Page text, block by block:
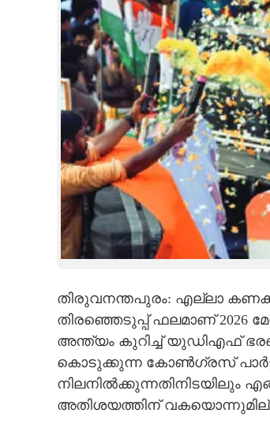
LIFESTYLE
CARTOONS
LITERATURE
തിരുവനന്തപുരം: എല്ലാ
തിരഞ്ഞെടുപ്പ് ഫലമാണ് 2026
അന്ത്യം കുറിച്ച് യുഡിഎഫ്
കൊടുക്കുന്ന കോണ്‍ഗ്രസ്
നിലനില്‍ക്കുന്നതിനിടയിലും
അതിശയത്തിന്